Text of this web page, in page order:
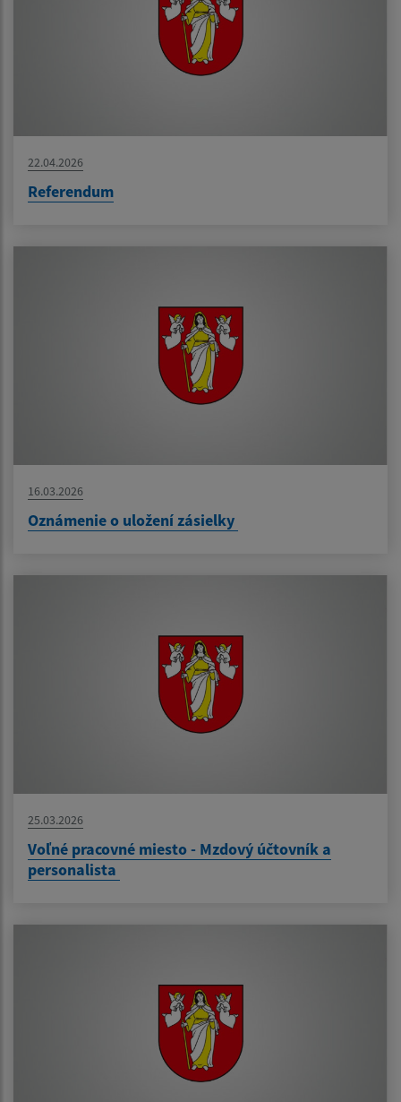
22.04.2026
Referendum
16.03.2026
Oznámenie o uložení zásielky
25.03.2026
Voľné pracovné miesto - Mzdový účtovník a
personalista